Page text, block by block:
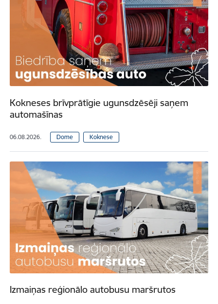
Kokneses brīvprātīgie ugunsdzēsēji saņem
automašīnas
06.08.2026. Dome Koknese
Izmaiņas reģionālo autobusu maršrutos